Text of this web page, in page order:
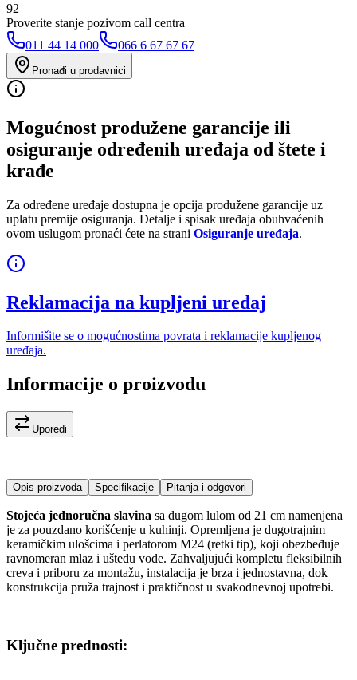
92
Proverite stanje pozivom call centra
011 44 14 000
066 6 67 67 67
Pronađi u prodavnici
Mogućnost produžene garancije ili
osiguranje određenih uređaja od štete i
krađe
Za određene uređaje dostupna je opcija produžene garancije uz
uplatu premije osiguranja. Detalje i spisak uređaja obuhvaćenih
ovom uslugom pronaći ćete na strani Osiguranje uređaja.
Reklamacija na kupljeni uređaj
Informišite se o mogućnostima povrata i reklamacije kupljenog
uređaja.
Informacije o proizvodu
Uporedi
Opis proizvoda Specifikacije Pitanja i odgovori
Stojeća jednoručna slavina sa dugom lulom od 21 cm namenjena
je za pouzdano korišćenje u kuhinji. Opremljena je dugotrajnim
keramičkim ulošcima i perlatorom M24 (retki tip), koji obezbeđuje
ravnomeran mlaz i uštedu vode. Zahvaljujući kompletu fleksibilnih
creva i priboru za montažu, instalacija je brza i jednostavna, dok
konstrukcija pruža trajnost i praktičnost u svakodnevnoj upotrebi.
Ključne prednosti: